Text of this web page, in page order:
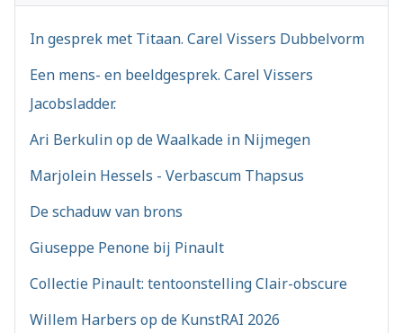
In gesprek met Titaan. Carel Vissers Dubbelvorm
Een mens- en beeldgesprek. Carel Vissers
Jacobsladder.
Ari Berkulin op de Waalkade in Nijmegen
Marjolein Hessels - Verbascum Thapsus
De schaduw van brons
Giuseppe Penone bij Pinault
Collectie Pinault: tentoonstelling Clair-obscure
Willem Harbers op de KunstRAI 2026